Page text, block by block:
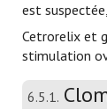
est
Cetrorelix et
stimulation
6.5.1.